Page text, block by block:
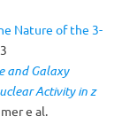
Nature of the 3-
and Galaxy
Activity in z
e al.